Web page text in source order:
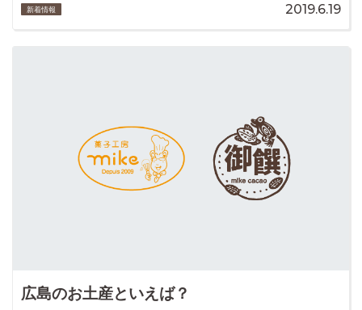
新着情報 2019.6.19
広島のお土産といえば？